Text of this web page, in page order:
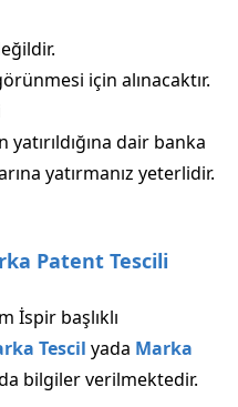
için alınacaktır.
dair banka
yatırmanız yeterlidir.
Patent Tescili
İspir başlıklı
Tescil yada Marka
bilgiler verilmektedir.